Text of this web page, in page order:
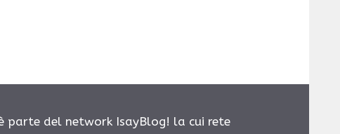
parte del network IsayBlog! la cui rete